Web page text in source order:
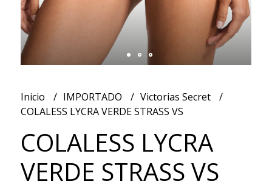
Inicio IMPORTADO
Victorias Secret
COLALESS LYCRA VERDE STRASS VS
COLALESS LYCRA
VERDE STRASS VS